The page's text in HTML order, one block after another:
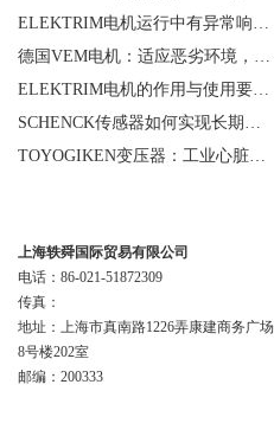
ELEKTRIM电机运行中有异常响声是什么原因？
德国VEM电机：适应恶劣环境，保障工业生产连续性
ELEKTRIM电机的作用与使用要求讲解
SCHENCK传感器如何实现长期稳定性？
TOYOGIKEN变压器：工业心脏的“隐形守护者”
上海轶舜国际贸易有限公司
电话：86-021-51872309
传真：
地址：上海市真南路1226弄康建商务广场
8号楼202室
邮编：200333